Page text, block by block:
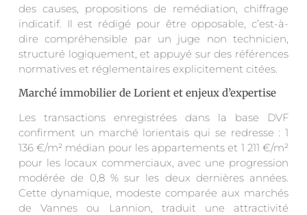
des causes, propositions de remédiation, chiffrage
indicatif. Il est rédigé pour être opposable, c’est-à-
dire compréhensible par un juge non technicien,
structuré logiquement, et appuyé sur des références
normatives et réglementaires explicitement citées.
Marché immobilier de Lorient et enjeux d’expertise
Les transactions enregistrées dans la base DVF
confirment un marché lorientais qui se redresse : 1
136 €/m² médian pour les appartements et 1 211 €/m²
pour les locaux commerciaux, avec une progression
modérée de 0,8 % sur les deux dernières années.
Cette dynamique, modeste comparée aux marchés
de Vannes ou Lannion, traduit une attractivité